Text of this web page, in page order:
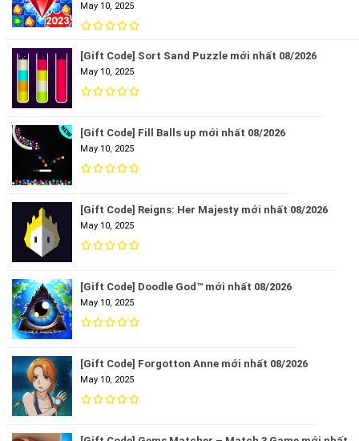
May 10, 2025
[Gift Code] Sort Sand Puzzle mới nhất 08/2026
May 10, 2025
[Gift Code] Fill Balls up mới nhất 08/2026
May 10, 2025
[Gift Code] Reigns: Her Majesty mới nhất 08/2026
May 10, 2025
[Gift Code] Doodle God™ mới nhất 08/2026
May 10, 2025
[Gift Code] Forgotton Anne mới nhất 08/2026
May 10, 2025